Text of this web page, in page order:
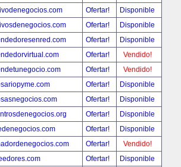
Ofertar!
Disponible
Ofertar!
Disponible
Ofertar!
Disponible
Ofertar!
Vendido!
Ofertar!
Vendido!
Ofertar!
Disponible
Ofertar!
Disponible
Ofertar!
Disponible
Ofertar!
Disponible
Ofertar!
Vendido!
Ofertar!
Disponible